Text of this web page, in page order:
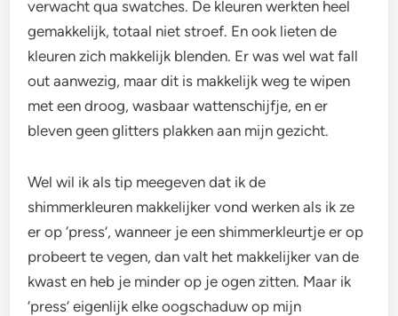
verwacht qua swatches. De kleuren werkten heel
gemakkelijk, totaal niet stroef. En ook lieten de
kleuren zich makkelijk blenden. Er was wel wat fall
out aanwezig, maar dit is makkelijk weg te wipen
met een droog, wasbaar wattenschijfje, en er
bleven geen glitters plakken aan mijn gezicht.
Wel wil ik als tip meegeven dat ik de
shimmerkleuren makkelijker vond werken als ik ze
er op ‘press’, wanneer je een shimmerkleurtje er op
probeert te vegen, dan valt het makkelijker van de
kwast en heb je minder op je ogen zitten. Maar ik
‘press’ eigenlijk elke oogschaduw op mijn